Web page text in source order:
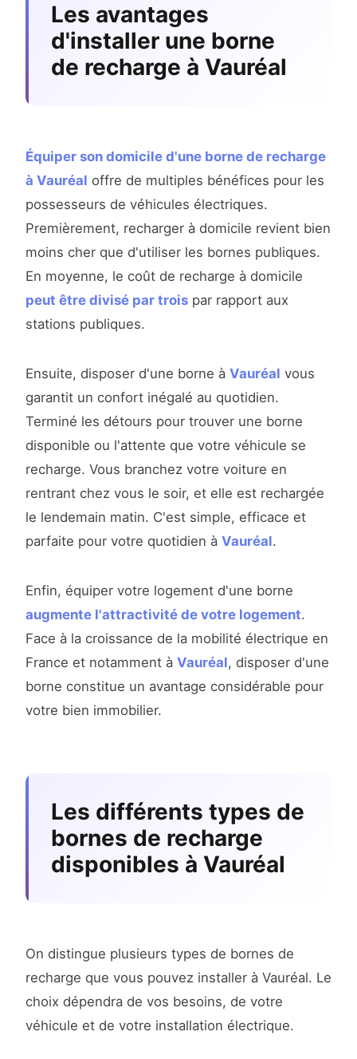
Les avantages
d'installer une borne
de recharge à Vauréal
Équiper son domicile d'une borne de recharge
à Vauréal offre de multiples bénéfices pour les
possesseurs de véhicules électriques.
Premièrement, recharger à domicile revient bien
moins cher que d'utiliser les bornes publiques.
En moyenne, le coût de recharge à domicile
peut être divisé par trois par rapport aux
stations publiques.
Ensuite, disposer d'une borne à Vauréal vous
garantit un confort inégalé au quotidien.
Terminé les détours pour trouver une borne
disponible ou l'attente que votre véhicule se
recharge. Vous branchez votre voiture en
rentrant chez vous le soir, et elle est rechargée
le lendemain matin. C'est simple, efficace et
parfaite pour votre quotidien à Vauréal.
Enfin, équiper votre logement d'une borne
augmente l'attractivité de votre logement.
Face à la croissance de la mobilité électrique en
France et notamment à Vauréal, disposer d'une
borne constitue un avantage considérable pour
votre bien immobilier.
Les différents types de
bornes de recharge
disponibles à Vauréal
On distingue plusieurs types de bornes de
recharge que vous pouvez installer à Vauréal. Le
choix dépendra de vos besoins, de votre
véhicule et de votre installation électrique.